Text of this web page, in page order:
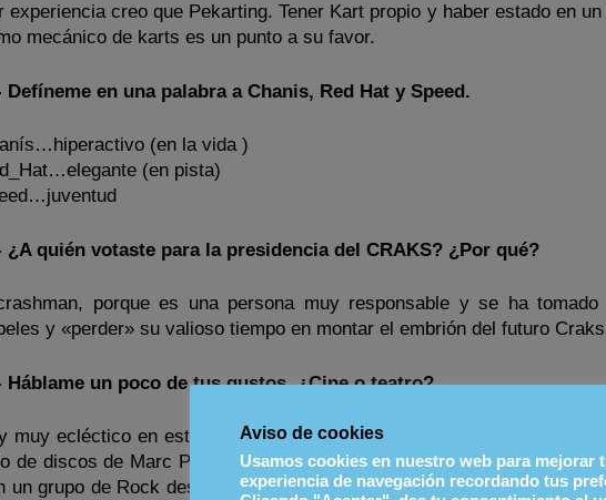
experiencia creo que Pekarting. Tener Kart propio y haber estado en
mecánico de karts es un punto a su favor.
Defíneme en una palabra a Chanis, Red Hat y Speed.
(en la vida )
(en pista)
¿A quién votaste para la presidencia del CRAKS? ¿Por qué?
porque es una persona muy responsable y se ha
y «perder» su valioso tiempo en montar el embrión del futuro
Háblame un poco de tus gustos. ¿Cine o teatro?
muy ecléctico en esto. Si miras mi discoteca te puedes encontrar
de discos de Marc Parrot, Mojinos o los Hombres G (soy un poco
un grupo de Rock desaparecido por la muerte de su vocalista.
Aviso de cookies
Usamos cookies en nuestro web para mejorar
experiencia de navegación recordando tus